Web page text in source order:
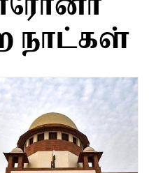
நாட்கள்